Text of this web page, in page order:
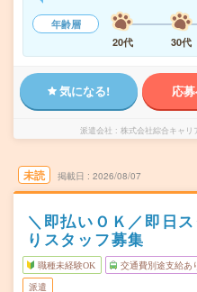
年齢層
20代
30代
気になる! 応
派遣会社 株式会社綜合キャリ
未読 掲載日 2026/08/07
＼即払いＯＫ／即日
りスタッフ募集
職種未経験OK 交通費別途支給あ
派遣